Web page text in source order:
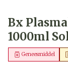
Bx
1000ml
Geneesmiddel